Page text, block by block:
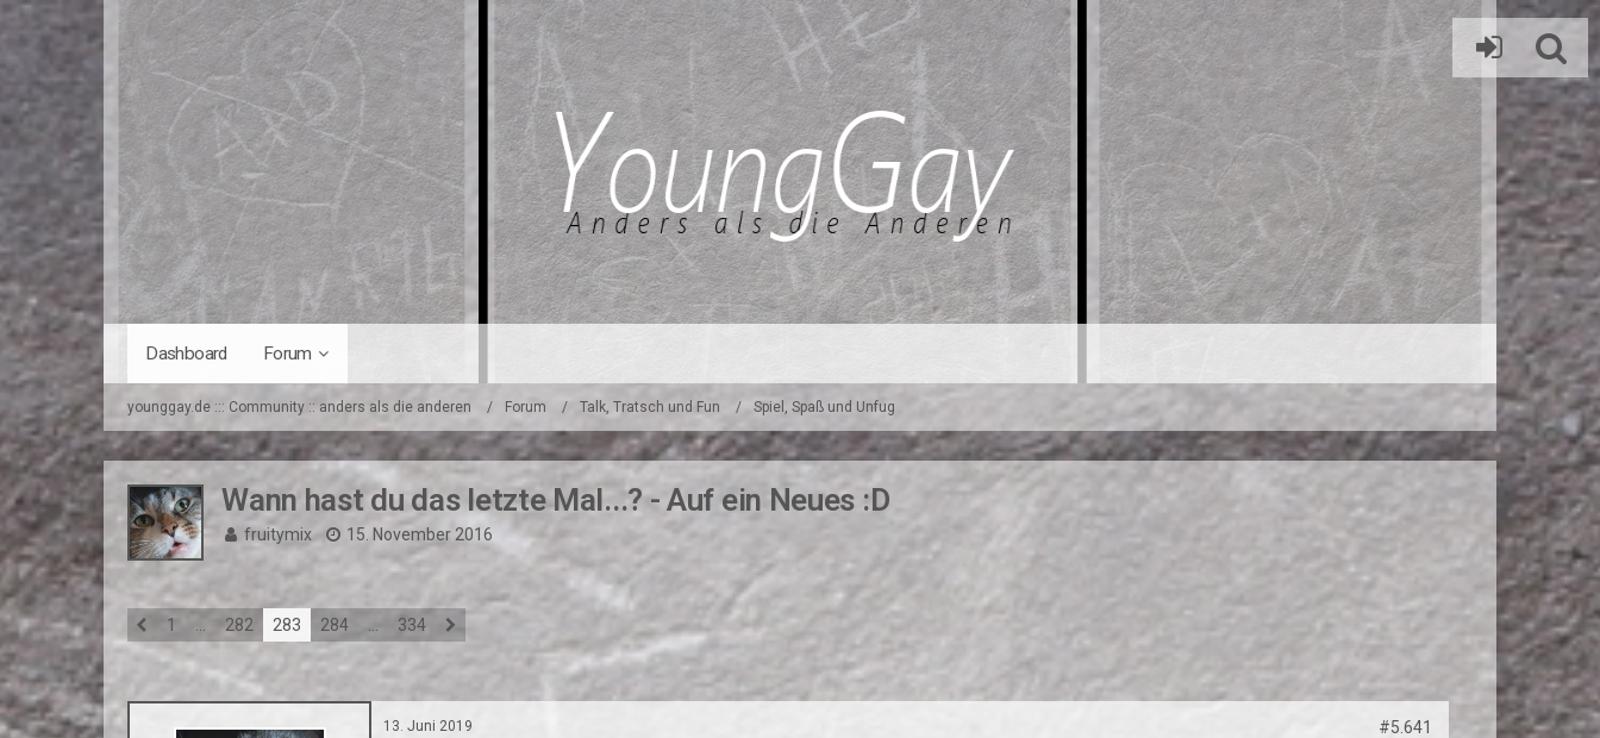
Dashboard Forum
younggay.de ::: Community :: anders als die anderen Forum Talk, Tratsch und Fun Spiel, Spaß und Unfug
Wann hast du das letzte Mal...? - Auf ein Neues :D
fruitymix 15. November 2016
1 282 283 284 334
13. Juni 2019 #5.641